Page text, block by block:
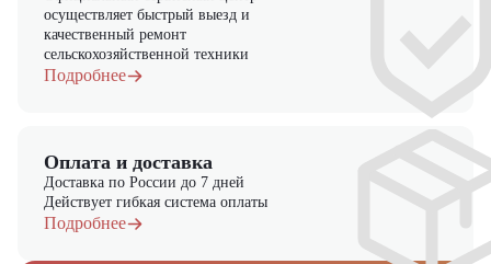
осуществляет быстрый выезд и
качественный ремонт
сельскохозяйственной техники
Подробнее
Оплата и доставка
Доставка по России до 7 дней
Действует гибкая система оплаты
Подробнее